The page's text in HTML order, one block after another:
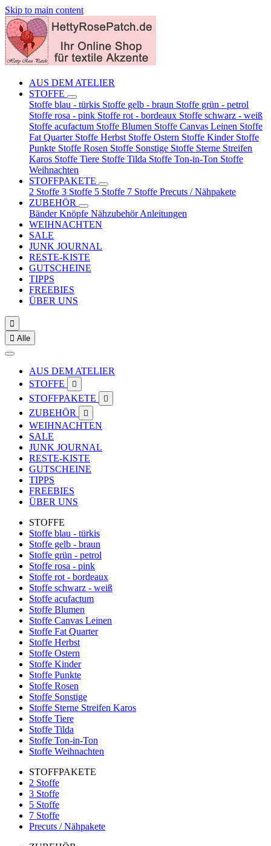
Skip to main content
AUS DEM ATELIER
STOFFE
Stoffe blau - türkis Stoffe gelb - braun Stoffe grün - petrol
Stoffe rosa - pink Stoffe rot - bordeaux Stoffe schwarz - weiß
Stoffe acufactum Stoffe Blumen Stoffe Canvas Leinen Stoffe
Fat Quarter Stoffe Herbst Stoffe Ostern Stoffe Kinder Stoffe
Punkte Stoffe Rosen Stoffe Sonstige Stoffe Sterne Streifen
Karos Stoffe Tiere Stoffe Tilda Stoffe Ton-in-Ton Stoffe
Weihnachten
STOFFPAKETE
2 Stoffe 3 Stoffe 5 Stoffe 7 Stoffe Precuts / Nähpakete
ZUBEHÖR
BänderKnöpfe NähzubehörAnleitungen
WEIHNACHTEN
SALE
JUNK JOURNAL
RESTE-KISTE
GUTSCHEINE
TIPPS
FREEBIES
ÜBER UNS

 Alle
AUS DEM ATELIER
STOFFE

STOFFPAKETE 
ZUBEHÖR 
WEIHNACHTEN
SALE
JUNK JOURNAL
RESTE-KISTE
GUTSCHEINE
TIPPS
FREEBIES
ÜBER UNS
STOFFE
Stoffe blau - türkis
Stoffe gelb - braun
Stoffe grün - petrol
Stoffe rosa - pink
Stoffe rot - bordeaux
Stoffe schwarz - weiß
Stoffe acufactum
Stoffe Blumen
Stoffe Canvas Leinen
Stoffe Fat Quarter
Stoffe Herbst
Stoffe Ostern
Stoffe Kinder
Stoffe Punkte
Stoffe Rosen
Stoffe Sonstige
Stoffe Sterne Streifen Karos
Stoffe Tiere
Stoffe Tilda
Stoffe Ton-in-Ton
Stoffe Weihnachten
STOFFPAKETE
2 Stoffe
3 Stoffe
5 Stoffe
7 Stoffe
Precuts / Nähpakete